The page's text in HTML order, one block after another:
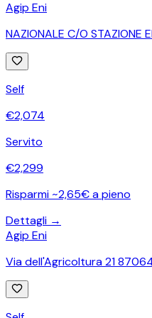
Agip Eni
NAZIONALE C/O STAZIONE
Self
€2,074
Servito
€2,299
Risparmi ~2,65€ a pieno
Dettagli →
Agip Eni
Via dell'Agricoltura 21